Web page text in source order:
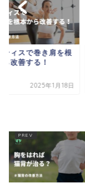
を根
姿勢改善に
おすすめな